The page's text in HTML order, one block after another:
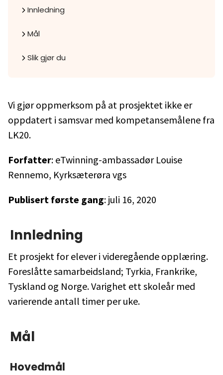
Innledning
Mål
Slik gjør du
Vi gjør oppmerksom på at prosjektet ikke er
oppdatert i samsvar med kompetansemålene fra
LK20.
Forfatter: eTwinning-ambassadør Louise
Rennemo, Kyrksæterøra vgs
Publisert første gang: juli 16, 2020
Innledning
Et prosjekt for elever i videregående opplæring.
Foreslåtte samarbeidsland; Tyrkia, Frankrike,
Tyskland og Norge. Varighet ett skoleår med
varierende antall timer per uke.
Mål
Hovedmål